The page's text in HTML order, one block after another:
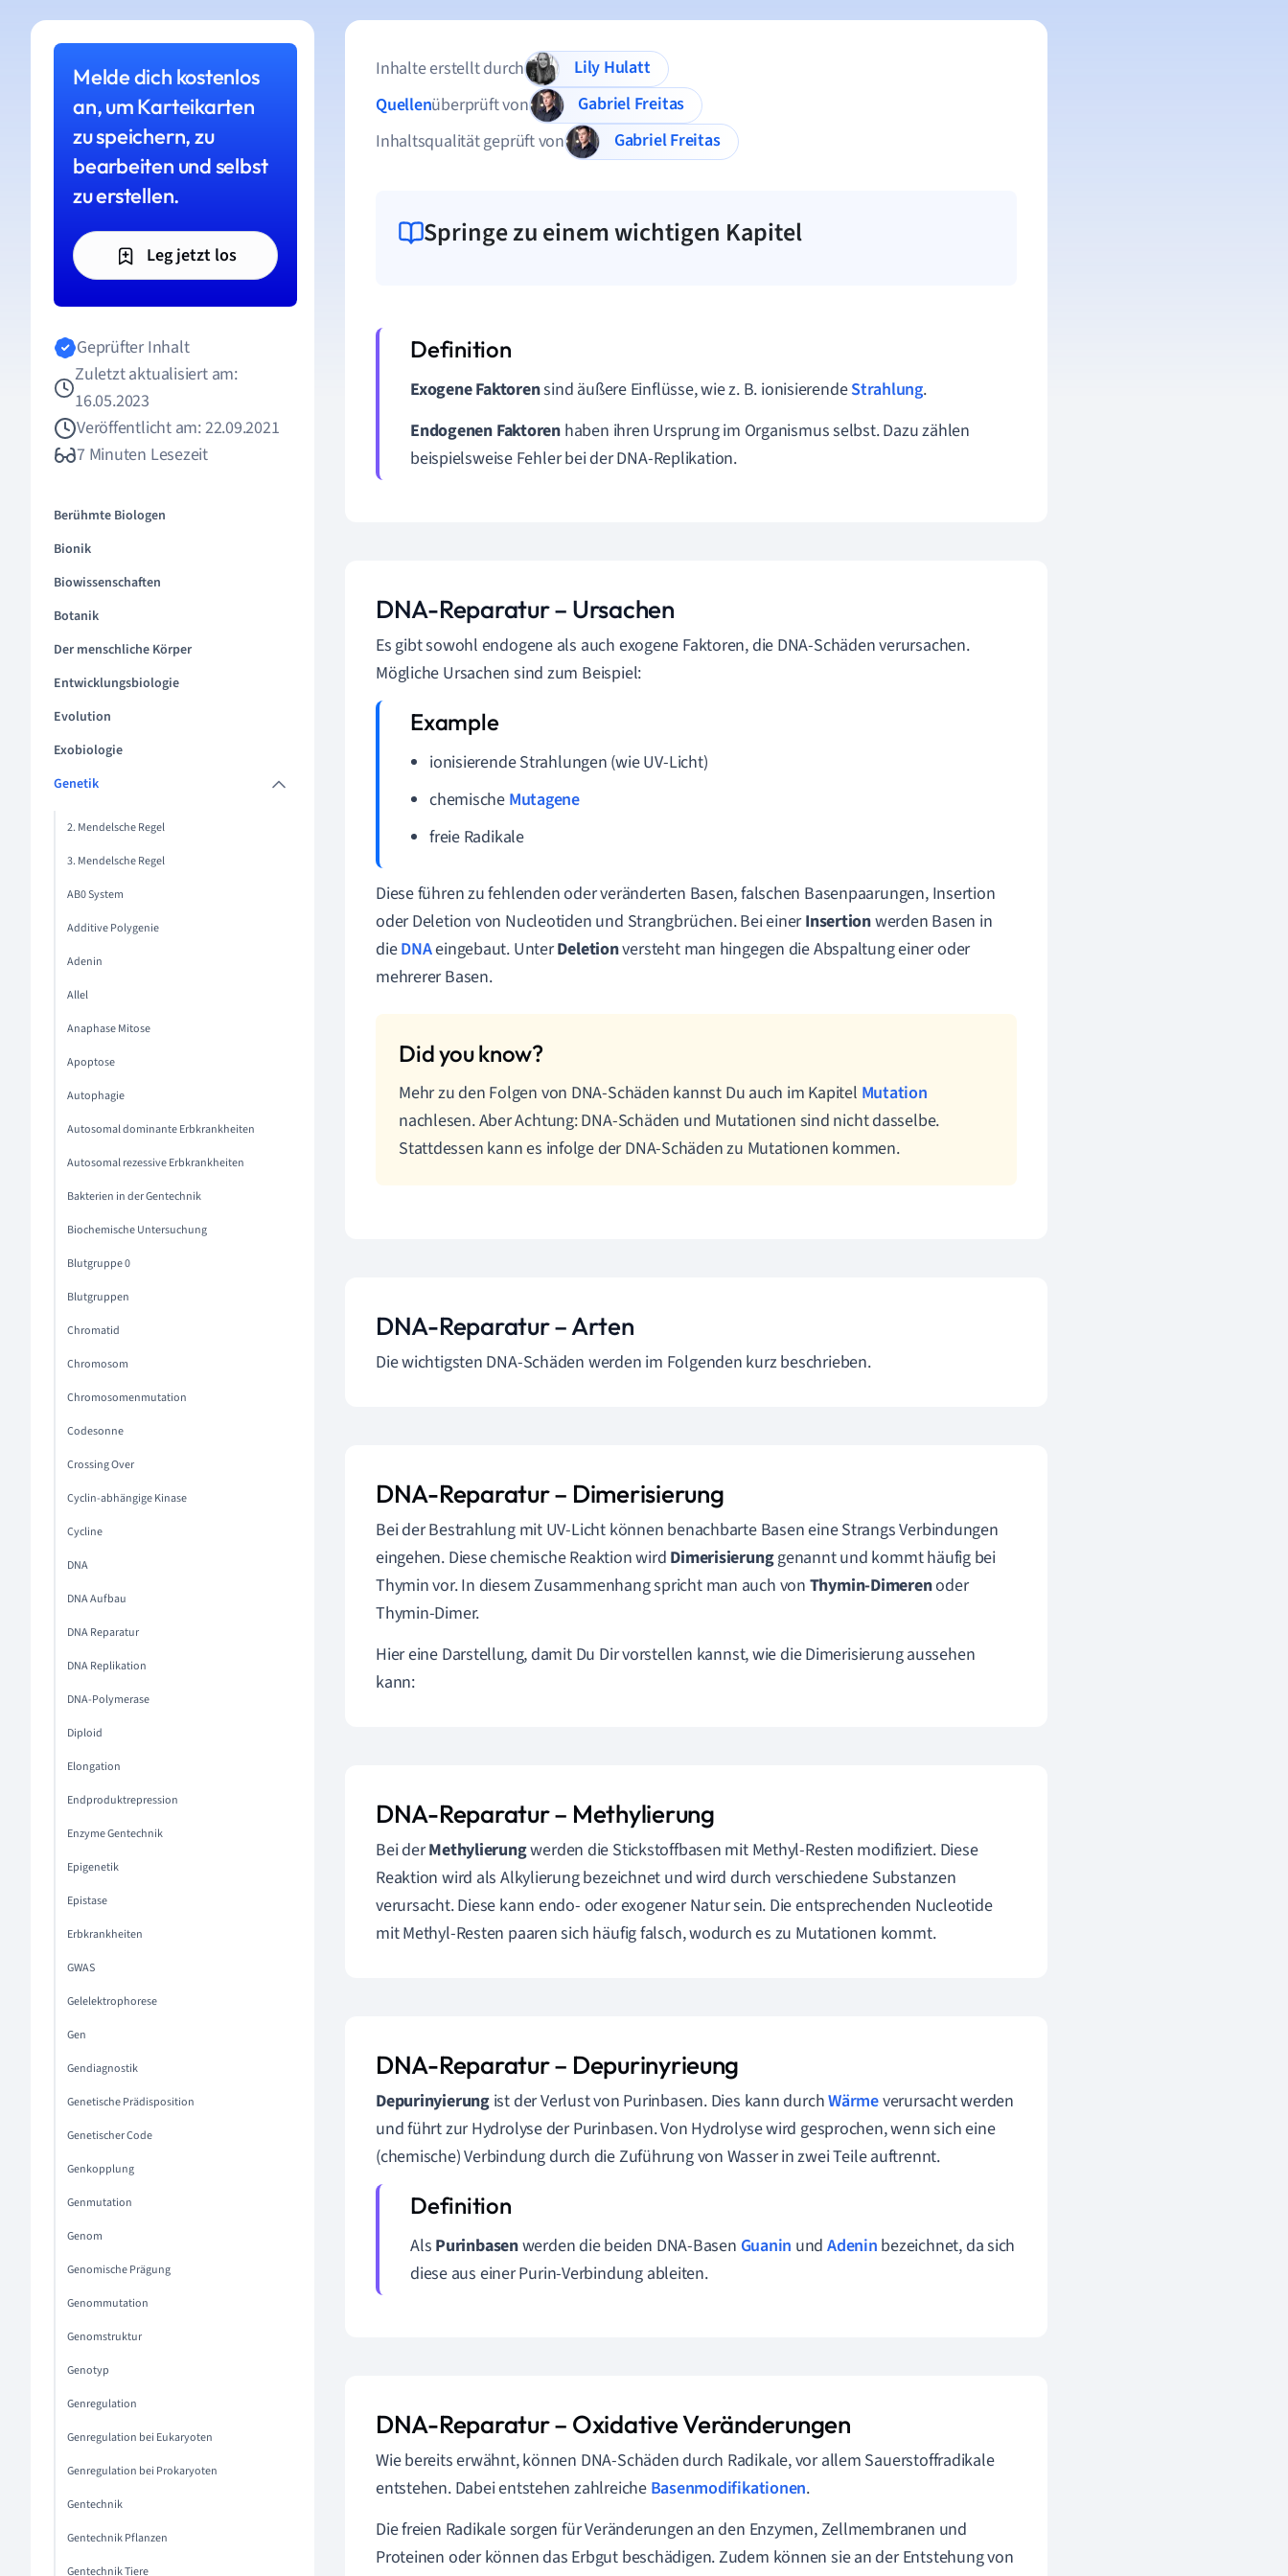
Melde dich kostenlos
an, um Karteikarten
zu speichern, zu
bearbeiten und selbst
zu erstellen.
Leg jetzt los
Geprüfter Inhalt
Zuletzt aktualisiert am:
16.05.2023
Veröffentlicht am: 22.09.2021
7 Minuten Lesezeit
Berühmte Biologen
Bionik
Biowissenschaften
Botanik
Der menschliche Körper
Entwicklungsbiologie
Evolution
Exobiologie
Genetik
2. Mendelsche Regel
3. Mendelsche Regel
AB0 System
Additive Polygenie
Adenin
Allel
Anaphase Mitose
Apoptose
Autophagie
Autosomal dominante Erbkrankheiten
Autosomal rezessive Erbkrankheiten
Bakterien in der Gentechnik
Biochemische Untersuchung
Blutgruppe 0
Blutgruppen
Chromatid
Chromosom
Chromosomenmutation
Codesonne
Crossing Over
Cyclin-abhängige Kinase
Cycline
DNA
DNA Aufbau
DNA Reparatur
DNA Replikation
DNA-Polymerase
Diploid
Elongation
Endproduktrepression
Enzyme Gentechnik
Epigenetik
Epistase
Erbkrankheiten
GWAS
Gelelektrophorese
Gen
Gendiagnostik
Genetische Prädisposition
Genetischer Code
Genkopplung
Genmutation
Genom
Genomische Prägung
Genommutation
Genomstruktur
Genotyp
Genregulation
Genregulation bei Eukaryoten
Genregulation bei Prokaryoten
Gentechnik
Gentechnik Pflanzen
Gentechnik Tiere
Inhalte erstellt durch
Lily Hulatt
Quellenüberprüft von
Gabriel Freitas
Inhaltsqualität geprüft von
Gabriel Freitas
Springe zu einem wichtigen Kapitel
Exogene Faktorensind äußere Einflüsse, wie z. B. ionisierendeStrahlung.
Endogenen Faktoren haben ihren Ursprung im Organismus selbst.Dazu zählen
beispielsweise Fehler bei der DNA-Replikation.
DNA-Reparatur – Ursachen
Es gibt sowohl endogene als auch exogene Faktoren, die DNA-Schäden verursachen.
Mögliche Ursachen sind zum Beispiel:
ionisierende Strahlungen (wie UV-Licht)
chemische Mutagene
freie Radikale
Diese führen zu fehlenden oder veränderten Basen, falschen Basenpaarungen, Insertion
oder Deletion von Nucleotiden und Strangbrüchen. Bei einerInsertionwerden Basen in
dieDNAeingebaut. UnterDeletionversteht man hingegen die Abspaltung einer oder
mehrerer Basen.
Mehr zu den Folgen von DNA-Schäden kannst Du auch im Kapitel Mutation
nachlesen. Aber Achtung: DNA-Schäden und Mutationen sind nicht dasselbe.
Stattdessen kann es infolge der DNA-Schäden zu Mutationen kommen.
DNA-Reparatur – Arten
Die wichtigsten DNA-Schäden werden im Folgenden kurz beschrieben.
DNA-Reparatur – Dimerisierung
Bei der Bestrahlung mit UV-Licht können benachbarte Basen eine Strangs Verbindungen
eingehen. Diese chemische Reaktion wird Dimerisierunggenannt und kommt häufig bei
Thymin vor. In diesem Zusammenhang spricht man auch von Thymin-Dimerenoder
Thymin-Dimer.
Hier eine Darstellung, damit Du Dir vorstellen kannst, wie die Dimerisierung aussehen
kann:
DNA-Reparatur – Methylierung
Bei derMethylierungwerden die Stickstoffbasen mit Methyl-Resten modifiziert. Diese
Reaktion wird als Alkylierung bezeichnet und wird durch verschiedene Substanzen
verursacht. Diese kann endo- oder exogener Natur sein. Die entsprechenden Nucleotide
mit Methyl-Resten paaren sich häufig falsch, wodurch es zu Mutationen kommt.
DNA-Reparatur – Depurinyrieung
Depurinyierung ist der Verlust von Purinbasen. Dies kann durchWärmeverursacht werden
und führt zur Hydrolyse der Purinbasen. Von Hydrolyse wird gesprochen, wenn sich eine
(chemische) Verbindungdurch die Zuführung von Wasserin zwei Teile auftrennt.
Als Purinbasenwerden die beiden DNA-Basen Guanin undAdenin bezeichnet, da sich
diese aus einer Purin-Verbindung ableiten.
DNA-Reparatur – Oxidative Veränderungen
Wie bereits erwähnt, können DNA-Schäden durch Radikale, vor allem Sauerstoffradikale
entstehen. Dabei entstehen zahlreiche Basenmodifikationen.
Die freien Radikale sorgen für Veränderungen an den Enzymen, Zellmembranen und
Proteinen oder können das Erbgut beschädigen. Zudem können sie an der Entstehung von